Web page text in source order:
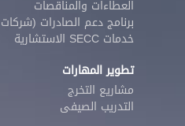
العطاءات والمناقصات
برنامج دعم الصادرات
خدمات SECC الاستشارية
تطوير المهارات
مشاريع التخرج
التدريب الصيفى